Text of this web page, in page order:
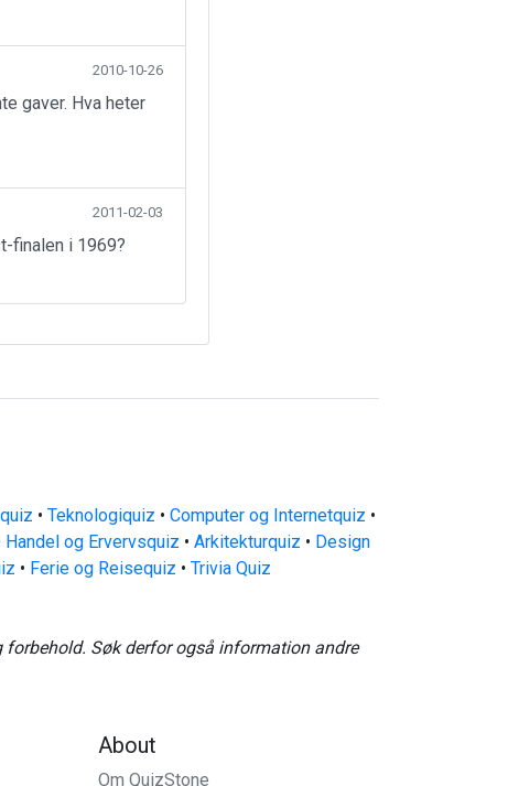
2010-10-26
gaver. Hva heter
2011-02-03
finalen i 1969?
• Teknologiquiz • Computer og Internetquiz •
Handel og Ervervsquiz • Arkitekturquiz • Design
• Ferie og Reisequiz • Trivia Quiz
Søk derfor også information andre
About
Om QuizStone